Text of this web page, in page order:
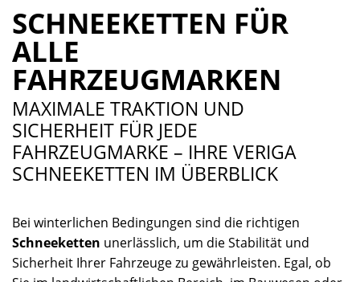
SCHNEEKETTEN FÜR
ALLE
FAHRZEUGMARKEN
MAXIMALE TRAKTION UND
SICHERHEIT FÜR JEDE
FAHRZEUGMARKE – IHRE VERIGA
SCHNEEKETTEN IM ÜBERBLICK
Bei winterlichen Bedingungen sind die richtigen
Schneeketten unerlässlich, um die Stabilität und
Sicherheit Ihrer Fahrzeuge zu gewährleisten. Egal, ob